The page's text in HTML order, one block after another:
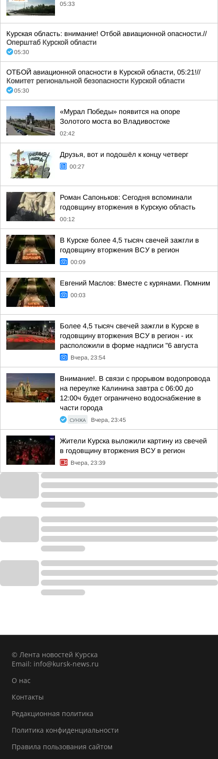
05:33
Курская область: внимание! Отбой авиационной опасности.//
Оперштаб Курской области
05:30
ОТБОЙ авиационной опасности в Курской области, 05:21!//
Комитет региональной безопасности Курской области
05:30
«Мурал Победы» появится на опоре
Золотого моста во Владивостоке
02:42
Друзья, вот и подошёл к концу четверг
00:27
Роман Сапоньков: Сегодня вспоминали
годовщину вторжения в Курскую область
00:12
В Курске более 4,5 тысяч свечей зажгли в
годовщину вторжения ВСУ в регион
00:09
Евгений Маслов: Вместе с курянами. Помним
00:03
Более 4,5 тысяч свечей зажгли в Курске в
годовщину вторжения ВСУ в регион - их
расположили в форме надписи "6 августа
Вчера, 23:54
Внимание!. В связи с прорывом водопровода
на переулке Калинина завтра с 06:00 до
12:00ч будет ограничено водоснабжение в
части города
СУНЖА Вчера, 23:45
Жители Курска выложили картину из свечей
в годовщину вторжения ВСУ в регион
Вчера, 23:39
© Лента новостей Курска
Email: info@kursk-news.ru
О нас
Контакты
Редакционная политика
Политика конфиденциальности
Правила пользования сайтом